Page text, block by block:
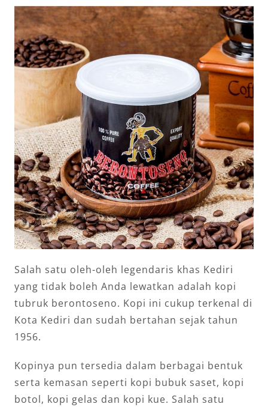
Salah satu oleh-oleh legendaris khas Kediri
yang tidak boleh Anda lewatkan adalah kopi
tubruk berontoseno. Kopi ini cukup terkenal di
Kota Kediri dan sudah bertahan sejak tahun
1956.
Kopinya pun tersedia dalam berbagai bentuk
serta kemasan seperti kopi bubuk saset, kopi
botol, kopi gelas dan kopi kue. Salah satu